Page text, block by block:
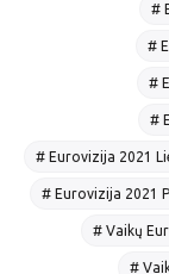
#
#
#
#
# Eurovizija 2021
# Eurovizija 2021
# Vaikų
#